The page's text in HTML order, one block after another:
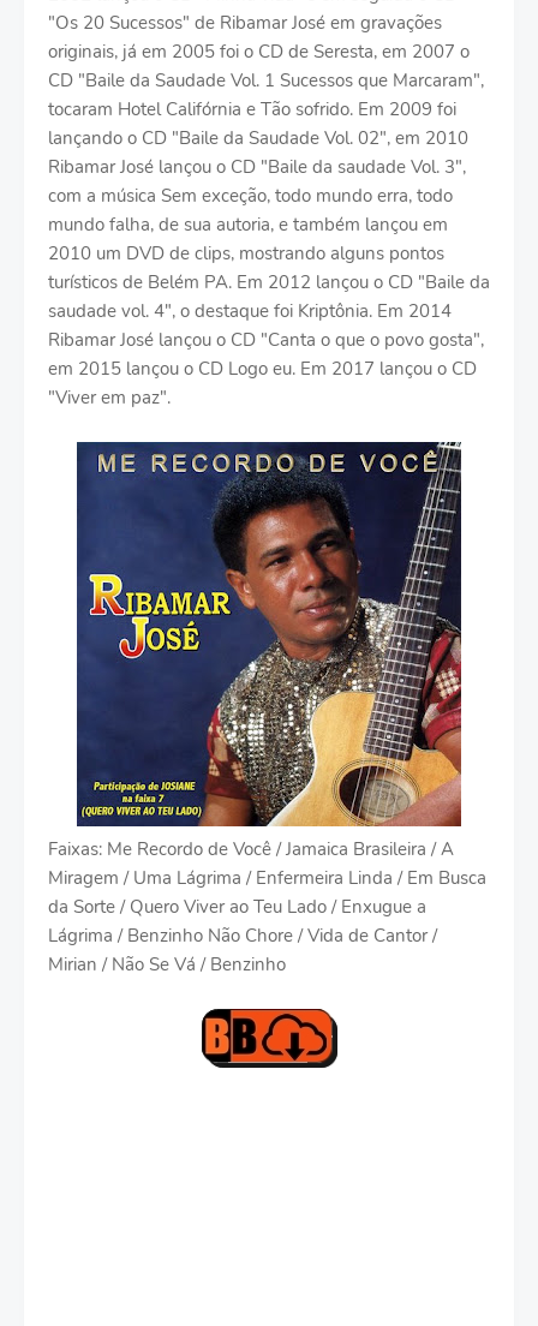
"Os 20 Sucessos" de Ribamar José em gravações
originais, já em 2005 foi o CD de Seresta, em 2007 o
CD "Baile da Saudade Vol. 1 Sucessos que Marcaram",
tocaram Hotel Califórnia e Tão sofrido. Em 2009 foi
lançando o CD "Baile da Saudade Vol. 02", em 2010
Ribamar José lançou o CD "Baile da saudade Vol. 3",
com a música Sem exceção, todo mundo erra, todo
mundo falha, de sua autoria, e também lançou em
2010 um DVD de clips, mostrando alguns pontos
turísticos de Belém PA. Em 2012 lançou o CD "Baile da
saudade vol. 4", o destaque foi Kriptônia. Em 2014
Ribamar José lançou o CD "Canta o que o povo gosta",
em 2015 lançou o CD Logo eu. Em 2017 lançou o CD
"Viver em paz".
Faixas: Me Recordo de Você / Jamaica Brasileira / A
Miragem / Uma Lágrima / Enfermeira Linda / Em Busca
da Sorte / Quero Viver ao Teu Lado / Enxugue a
Lágrima / Benzinho Não Chore / Vida de Cantor /
Mirian / Não Se Vá / Benzinho